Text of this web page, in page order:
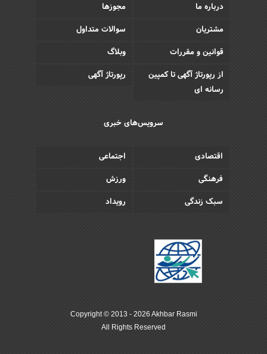
درباره ما
مجوزها
مشتریان
سوالات متداول
قوانین و مقررات
وبلاگ
از رپورتاژ آگهی تا کمپین
رسانه ای
رپورتاژ آگهی
سرویس‌های خبری
اقتصادی
اجتماعی
فرهنگی
ورزش
سبک زندگی
رویداد
Copyright © 2013 - 2026 Akhbar Rasmi
All Rights Reserved